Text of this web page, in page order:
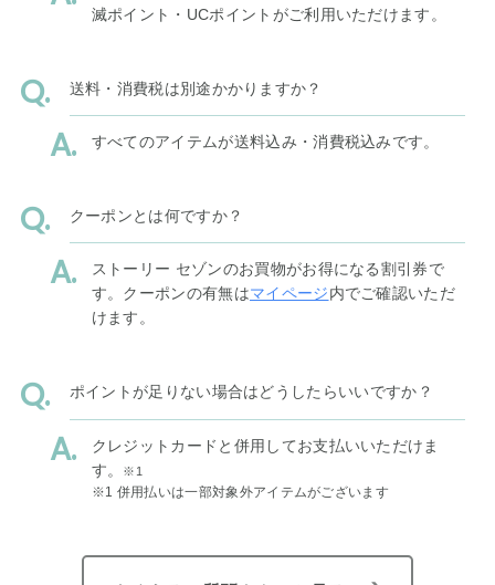
滅ポイント・UCポイントがご利用いただけます。
送料・消費税は別途かかりますか？
すべてのアイテムが送料込み・消費税込みです。
クーポンとは何ですか？
ストーリー セゾンのお買物がお得になる割引券で
す。クーポンの有無はマイページ内でご確認いただ
けます。
ポイントが足りない場合はどうしたらいいですか？
クレジットカードと併用してお支払いいただけま
す。
※1
※1 併用払いは一部対象外アイテムがございます